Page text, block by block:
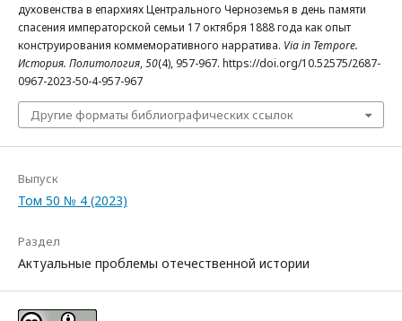
духовенства в епархиях Центрального Черноземья в день памяти
спасения императорской семьи 17 октября 1888 года как опыт
конструирования коммеморативного нарратива. Via in Tempore.
История. Политология,50(4), 957-967. https://doi.org/10.52575/2687-
0967-2023-50-4-957-967
Другие форматы библиографических ссылок
Выпуск
Том 50 № 4 (2023)
Раздел
Актуальные проблемы отечественной истории